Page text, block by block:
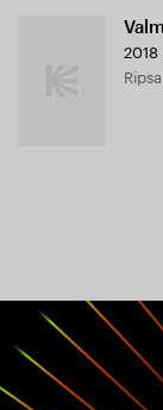
2018
Ripsa